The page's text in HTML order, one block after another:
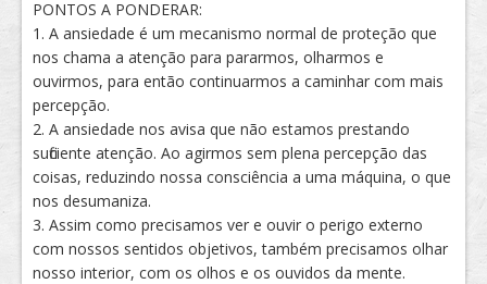
PONTOS A PONDERAR:
1. A ansiedade é um mecanismo normal de proteção que
nos chama a atenção para pararmos, olharmos e
ouvirmos, para então continuarmos a caminhar com mais
percepção.
2. A ansiedade nos avisa que não estamos prestando
suficiente atenção. Ao agirmos sem plena percepção das
coisas, reduzindo nossa consciência a uma máquina, o que
nos desumaniza.
3. Assim como precisamos ver e ouvir o perigo externo
com nossos sentidos objetivos, também precisamos olhar
nosso interior, com os olhos e os ouvidos da mente.